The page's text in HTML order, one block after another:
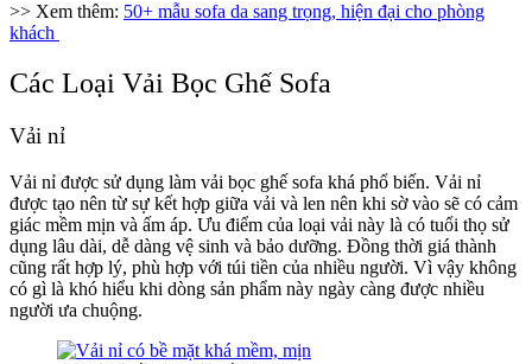
>> Xem thêm: 50+ mẫu sofa da sang trọng, hiện đại cho phòng
khách
Các Loại Vải Bọc Ghế Sofa
Vải nỉ
Vải nỉ được sử dụng làm vải bọc ghế sofa khá phổ biến. Vải nỉ
được tạo nên từ sự kết hợp giữa vải và len nên khi sờ vào sẽ có cảm
giác mềm mịn và ấm áp. Ưu điểm của loại vải này là có tuổi thọ sử
dụng lâu dài, dễ dàng vệ sinh và bảo dưỡng. Đồng thời giá thành
cũng rất hợp lý, phù hợp với túi tiền của nhiều người. Vì vậy không
có gì là khó hiểu khi dòng sản phẩm này ngày càng được nhiều
người ưa chuộng.